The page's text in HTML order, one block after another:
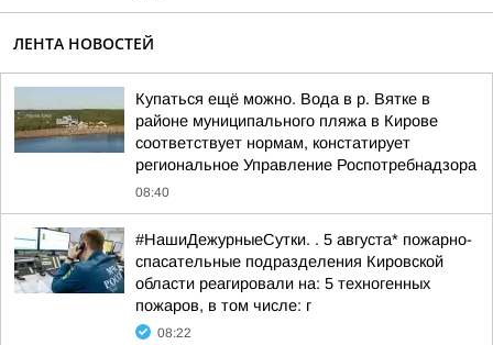
ЛЕНТА НОВОСТЕЙ
Купаться ещё можно. Вода в р. Вятке в
районе муниципального пляжа в Кирове
соответствует нормам, констатирует
региональное Управление Роспотребнадзора
08:40
#НашиДежурныеСутки. . 5 августа* пожарно-
спасательные подразделения Кировской
области реагировали на: 5 техногенных
пожаров, в том числе: г
08:22